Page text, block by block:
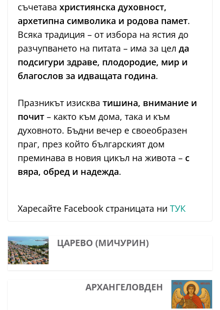
съчетава християнска духовност,
архетипна символика и родова памет.
Всяка традиция – от избора на ястия до
разчупването на питата – има за цел да
подсигури здраве, плодородие, мир и
благослов за идващата година.
Празникът изисква тишина, внимание и
почит – както към дома, така и към
духовното. Бъдни вечер е своеобразен
праг, през който българският дом
преминава в новия цикъл на живота – с
вяра, обред и надежда.
Харесайте Facebook страницата ни ТУК
ЦАРЕВО (МИЧУРИН)
АРХАНГЕЛОВДЕН